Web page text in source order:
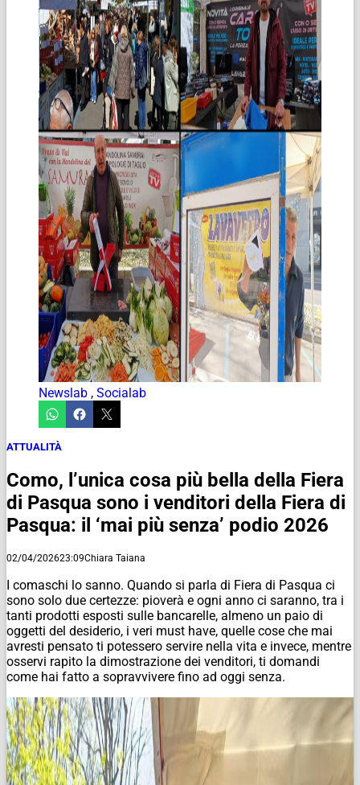
Newslab , Socialab
ATTUALITÀ
Como, l’unica cosa più bella della Fiera
di Pasqua sono i venditori della Fiera di
Pasqua: il ‘mai più senza’ podio 2026
02/04/202623:09Chiara Taiana
I comaschi lo sanno. Quando si parla di Fiera di Pasqua ci
sono solo due certezze: pioverà e ogni anno ci saranno, tra i
tanti prodotti esposti sulle bancarelle, almeno un paio di
oggetti del desiderio, i veri must have, quelle cose che mai
avresti pensato ti potessero servire nella vita e invece, mentre
osservi rapito la dimostrazione dei venditori, ti domandi
come hai fatto a sopravvivere fino ad oggi senza.